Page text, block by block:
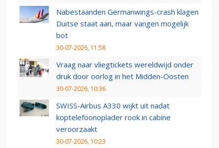
Nabestaanden Germanwings-crash klagen
Duitse staat aan, maar vangen mogelijk
bot
30-07-2026, 11:58
Vraag naar vliegtickets wereldwijd onder
druk door oorlog in het Midden-Oosten
30-07-2026, 10:36
SWISS-Airbus A330 wijkt uit nadat
koptelefoonoplader rook in cabine
veroorzaakt
30-07-2026, 10:23